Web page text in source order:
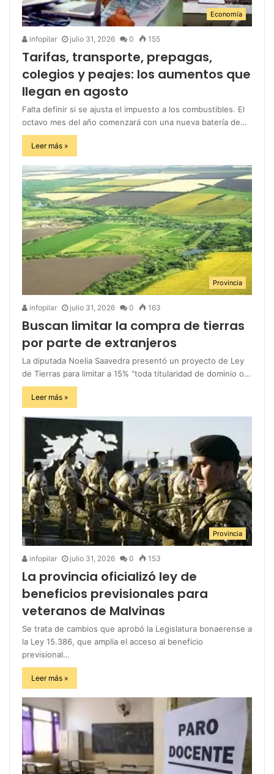
Economía
infopilar julio 31, 2026 0 155
Tarifas, transporte, prepagas,
colegios y peajes: los aumentos que
llegan en agosto
Falta definir si se ajusta el impuesto a los combustibles. El
octavo mes del año comenzará con una nueva batería de…
Leer más »
Provincia
infopilar julio 31, 2026 0 163
Buscan limitar la compra de tierras
por parte de extranjeros
La diputada Noelia Saavedra presentó un proyecto de Ley
de Tierras para limitar a 15% “toda titularidad de dominio o…
Leer más »
Provincia
infopilar julio 31, 2026 0 153
La provincia oficializó ley de
beneficios previsionales para
veteranos de Malvinas
Se trata de cambios que aprobó la Legislatura bonaerense a
la Ley 15.386, que amplía el acceso al beneficio
previsional…
Leer más »